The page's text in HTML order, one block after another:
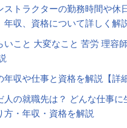
ストラクターの勤務時間や休
年収、資格について詳しく解
いこと 大変なこと 苦労 理容
年収や仕事と資格を解説【詳
人の就職先は？ どんな仕事に
方・年収・資格を解説